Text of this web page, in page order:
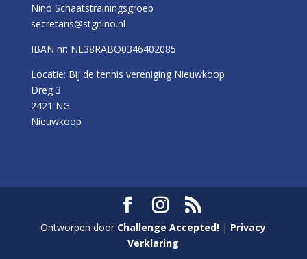
Nino Schaatstrainingsgroep
secretaris@stgnino.nl
IBAN nr: NL38RABO0346402085
Locatie: Bij de tennis vereniging Nieuwkoop
Dreg 3
2421 NG
Nieuwkoop
Ontworpen door Challenge Accepted! | Privacy
Verklaring